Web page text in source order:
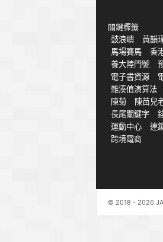
關鍵標籤
鼓浪嶼
黃韻
馬場賽馬
香
養大陸門號
電子書資源
雜湊值演算法
陳菊
陳苗兒
長尾關鍵字
運動中心
連
跨境電商
© 2018 - 2026